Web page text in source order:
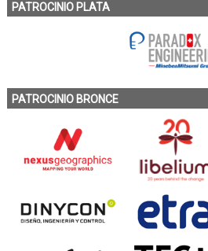
PATROCINIO PLATA
PATROCINIO BRONCE